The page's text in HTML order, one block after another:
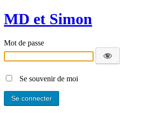
MD et Simon
Mot de passe
Se souvenir de moi